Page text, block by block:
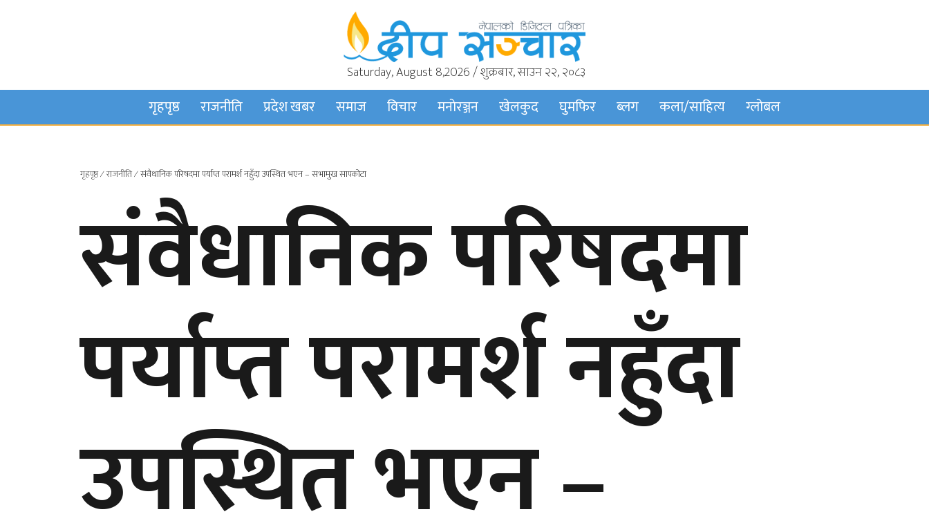
Saturday, August 8,2026 / शुक्रबार, साउन २२, २०८३
गृहपृष्ठ राजनीति प्रदेश खबर समाज विचार मनाेरञ्जन खेलकुद घुमफिर ब्लग कला/साहित्य ग्लोबल
गृहपृष्ठ∕राजनीति∕संवैधानिक परिषदमा पर्याप्त परामर्श नहुँदा उपस्थित भएन – सभामुख सापकोटा
संवैधानिक परिषदमा
पर्याप्त परामर्श नहुँदा
उपस्थित भएन –